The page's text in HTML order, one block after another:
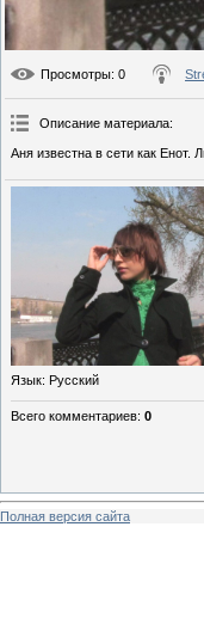
Просмотры: 0
Описание материала:
Аня известна в сети как
Язык: Русский
Всего комментариев: 0
Полная версия сайта